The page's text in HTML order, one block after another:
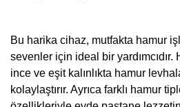
Bu harika cihaz, mutfakta hamur
sevenler için ideal bir
ince ve eşit kalınlıkta hamur
kolaylaştırır. Ayrıca farklı hamur